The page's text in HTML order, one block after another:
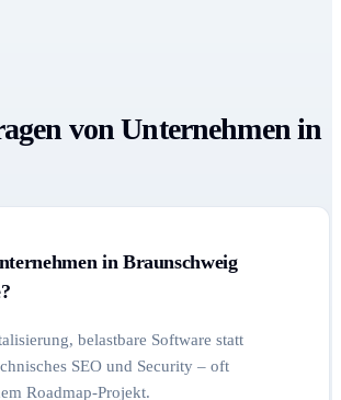
von Unternehmen in
in Braunschweig
belastbare Software statt
SEO und Security – oft
Roadmap-Projekt.